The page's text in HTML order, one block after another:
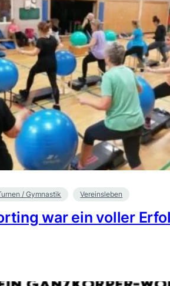
/ Gymnastik Vereinsleben
war ein voller